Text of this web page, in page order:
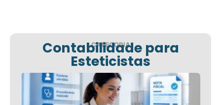
CATEGORIA
Contabilidade para
Esteticistas